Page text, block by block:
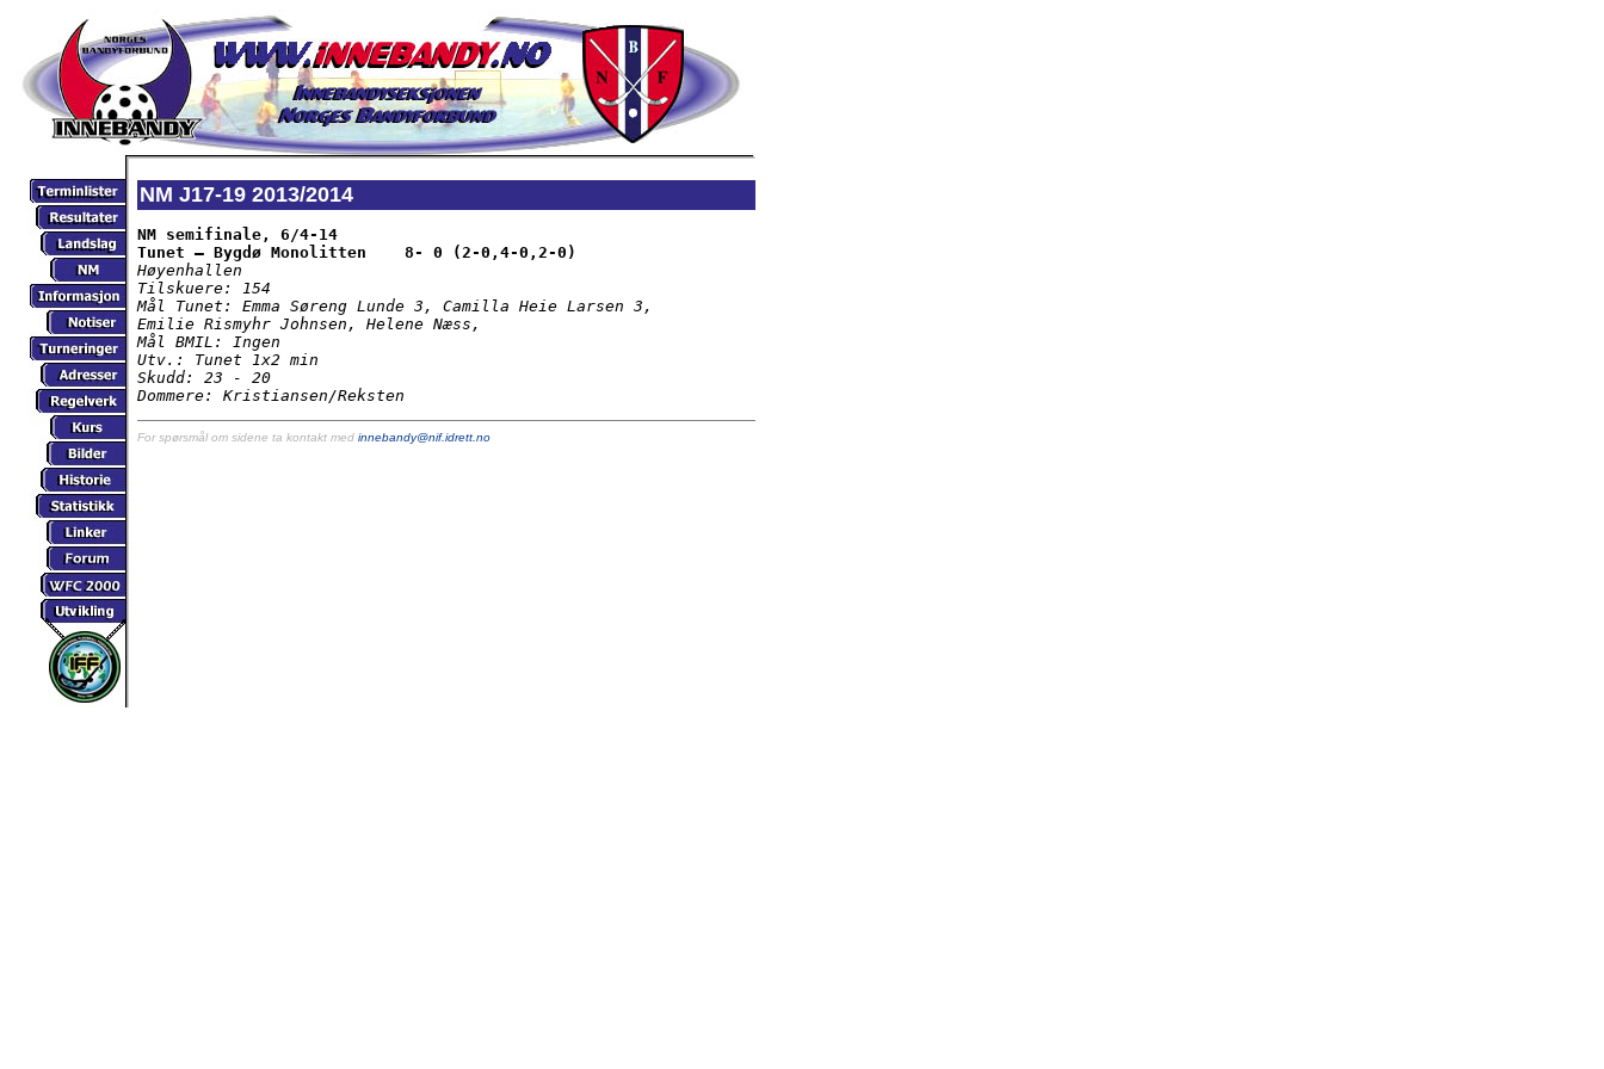
NM J17-19 2013/2014
NM semifinale, 6/4-14
Tunet – Bygdø Monolitten    8- 0 (2-0,4-0,2-0)
Høyenhallen
Tilskuere: 154
Mål Tunet: Emma Søreng Lunde 3, Camilla Heie Larsen 3,
Emilie Rismyhr Johnsen, Helene Næss,
Mål BMIL: Ingen
Utv.: Tunet 1x2 min
Skudd: 23 - 20
Dommere: Kristiansen/Reksten
For spørsmål om sidene ta kontakt med innebandy@nif.idrett.no